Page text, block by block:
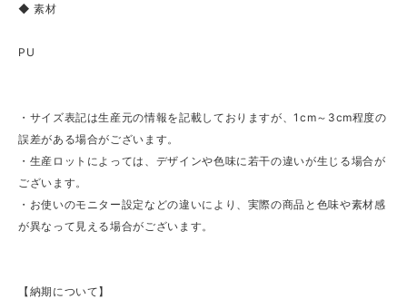
◆ 素材
PU
・サイズ表記は生産元の情報を記載しておりますが、1cm～3cm程度の
誤差がある場合がございます。
・生産ロットによっては、デザインや色味に若干の違いが生じる場合が
ございます。
・お使いのモニター設定などの違いにより、実際の商品と色味や素材感
が異なって見える場合がございます。
【納期について】